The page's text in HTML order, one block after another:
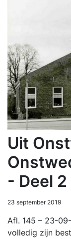
Uit
- Deel 2
23 september 2019
Afl. 145 – 23-
volledig zijn